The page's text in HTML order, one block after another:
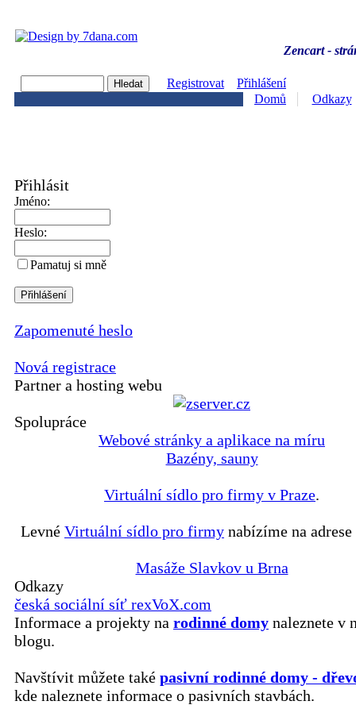
Zencart -
Registrovat
Přihlášení
Domů
Odkazy
Přihlásit
Jméno:
Heslo:
Pamatuj si mně
Zapomenuté heslo
Nová registrace
Partner a hosting webu
Spolupráce
Webové stránky a aplikace na míru
Bazény, sauny
Virtuální sídlo pro firmy v Praze.
Levné Virtuální sídlo pro firmy nabízíme na
Masáže Slavkov u Brna
Odkazy
česká sociální síť rexVoX.com
Informace a projekty na rodinné domy naleznete v
blogu.
Navštívit můžete také pasivní rodinné domy -
kde naleznete informace o pasivních stavbách.